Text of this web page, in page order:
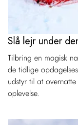
Slå lejr under
Tilbring en magisk
de tidlige
udstyr til at
oplevelse.